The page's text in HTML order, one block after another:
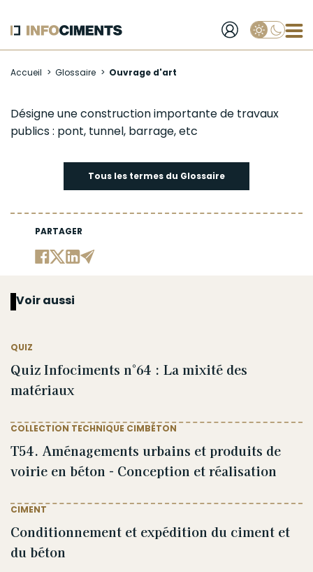
au
principal
Accueil Glossaire Ouvrage d'art
Ouvrage
PARTAGER
Désigne une construction importante de travaux
publics : pont, tunnel, barrage, etc
Tous les termes du Glossaire
Voir aussi
QUIZ
Quiz Infociments n°64 : La mixité des
matériaux
COLLECTION TECHNIQUE CIMBÉTON
T54. Aménagements urbains et produits de
voirie en béton - Conception et réalisation
CIMENT
Conditionnement et expédition du ciment et
du béton